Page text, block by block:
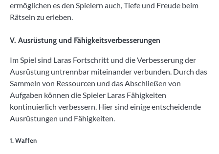
ermöglichen es den Spielern auch, Tiefe und Freude beim
Rätseln zu erleben.
V. Ausrüstung und Fähigkeitsverbesserungen
Im Spiel sind Laras Fortschritt und die Verbesserung der
Ausrüstung untrennbar miteinander verbunden. Durch das
Sammeln von Ressourcen und das Abschließen von
Aufgaben können die Spieler Laras Fähigkeiten
kontinuierlich verbessern. Hier sind einige entscheidende
Ausrüstungen und Fähigkeiten.
1. Waffen